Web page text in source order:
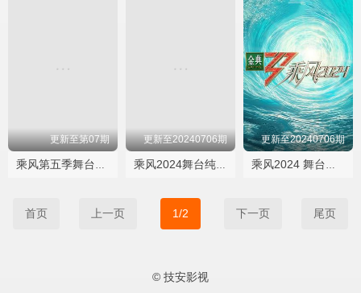
更新至第07期 更新至20240706期
乘风2024舞台纯享版
更新至20240706期
首页 上一页 1/2 下一页 尾页
© 技安影视